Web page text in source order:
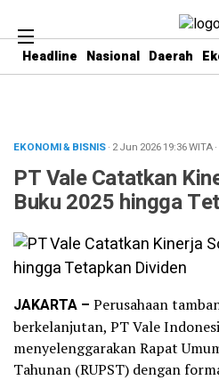
Headline Nasional Daerah
EKONOMI & BISNIS· 2 Jun 202619:36WITA·
PT Vale Catatkan
Buku 2025 hingga
JAKARTA – Perusahaan
berkelanjutan, PT Vale
menyelenggarakan Rapat
Tahunan (RUPST) dengan